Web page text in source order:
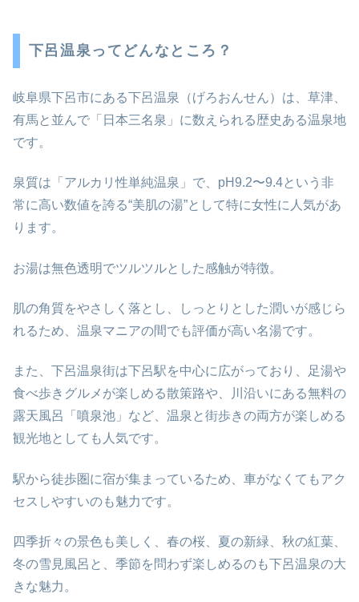
下呂温泉ってどんなところ？
岐阜県下呂市にある下呂温泉（げろおんせん）は、草津、
有馬と並んで「日本三名泉」に数えられる歴史ある温泉地
です。
泉質は「アルカリ性単純温泉」で、pH9.2〜9.4という非
常に高い数値を誇る“美肌の湯”として特に女性に人気があ
ります。
お湯は無色透明でツルツルとした感触が特徴。
肌の角質をやさしく落とし、しっとりとした潤いが感じら
れるため、温泉マニアの間でも評価が高い名湯です。
また、下呂温泉街は下呂駅を中心に広がっており、足湯や
食べ歩きグルメが楽しめる散策路や、川沿いにある無料の
露天風呂「噴泉池」など、温泉と街歩きの両方が楽しめる
観光地としても人気です。
駅から徒歩圏に宿が集まっているため、車がなくてもアク
セスしやすいのも魅力です。
四季折々の景色も美しく、春の桜、夏の新緑、秋の紅葉、
冬の雪見風呂と、季節を問わず楽しめるのも下呂温泉の大
きな魅力。